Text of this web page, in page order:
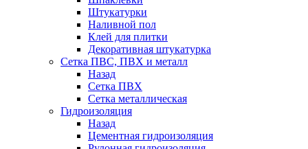
Штукатурки
Наливной пол
Клей для плитки
Декоративная штукатурка
Сетка ПВС, ПВХ и металл
Назад
Сетка ПВХ
Сетка металлическая
Гидроизоляция
Назад
Цементная гидроизоляция